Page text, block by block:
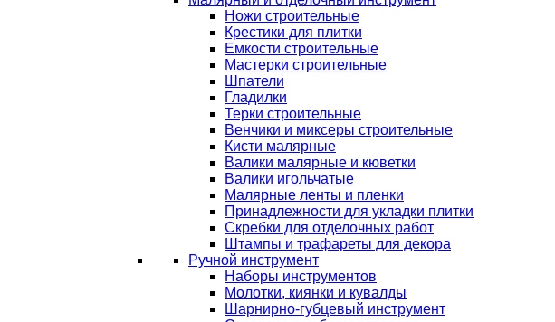
Ножи строительные
Крестики для плитки
Емкости строительные
Мастерки строительные
Шпатели
Гладилки
Терки строительные
Венчики и миксеры строительные
Кисти малярные
Валики малярные и кюветки
Валики игольчатые
Малярные ленты и пленки
Принадлежности для укладки плитки
Скребки для отделочных работ
Штампы и трафареты для декора
Ручной инструмент
Наборы инструментов
Молотки, киянки и кувалды
Шарнирно-губцевый инструмент